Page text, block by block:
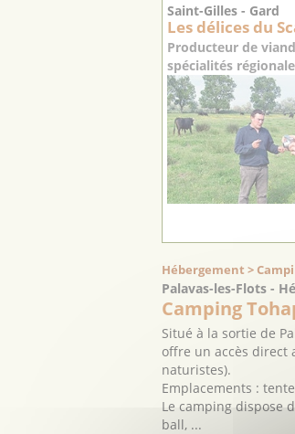
Saint-Gilles - Gard
Les délices du
Producteur de
spécialités
Hébergement >
Palavas-les-Flots -
Camping
Situé à la sortie de
offre un accès direct
naturistes).
Emplacements :
Le camping dispose
ball, ...